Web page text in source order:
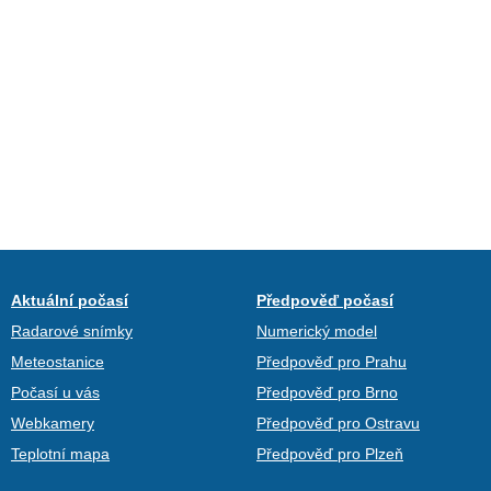
Aktuální počasí
Radarové snímky
Meteostanice
Počasí u vás
Webkamery
Teplotní mapa
Předpověď počasí
Numerický model
Předpověď pro Prahu
Předpověď pro Brno
Předpověď pro Ostravu
Předpověď pro Plzeň